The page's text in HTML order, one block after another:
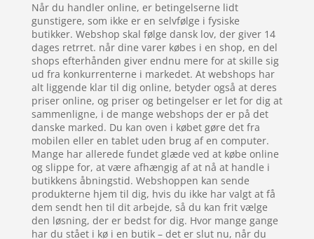
Når du handler online, er betingelserne lidt
gunstigere, som ikke er en selvfølge i fysiske
butikker. Webshop skal følge dansk lov, der giver 14
dages retrret. når dine varer købes i en shop, en del
shops efterhånden giver endnu mere for at skille sig
ud fra konkurrenterne i markedet. At webshops har
alt liggende klar til dig online, betyder også at deres
priser online, og priser og betingelser er let for dig at
sammenligne, i de mange webshops der er på det
danske marked. Du kan oven i købet gøre det fra
mobilen eller en tablet uden brug af en computer.
Mange har allerede fundet glæde ved at købe online
og slippe for, at være afhængig af at nå at handle i
butikkens åbningstid. Webshoppen kan sende
produkterne hjem til dig, hvis du ikke har valgt at få
dem sendt hen til dit arbejde, så du kan frit vælge
den løsning, der er bedst for dig. Hvor mange gange
har du stået i kø i en butik – det er slut nu, når du